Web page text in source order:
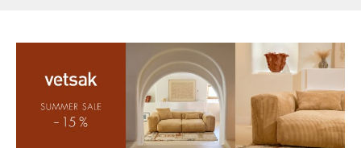
Petits rangements
Pièces détachées